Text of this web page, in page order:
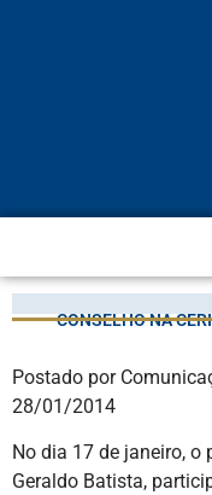
CONSELHO NA
Postado por
28/01/2014
No dia 17 de janeiro, o
Geraldo Batista,